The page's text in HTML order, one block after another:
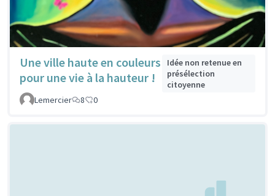
Une ville haute en couleurs
pour une vie à la hauteur !
Idée non retenue en
présélection
citoyenne
Lemercier
8 0